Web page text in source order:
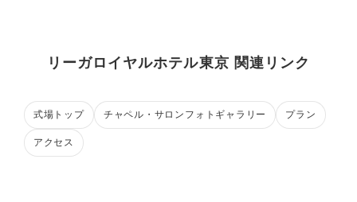
リーガロイヤルホテル東京 関連リンク
式場トップ チャペル・サロンフォトギャラリー プラン
アクセス